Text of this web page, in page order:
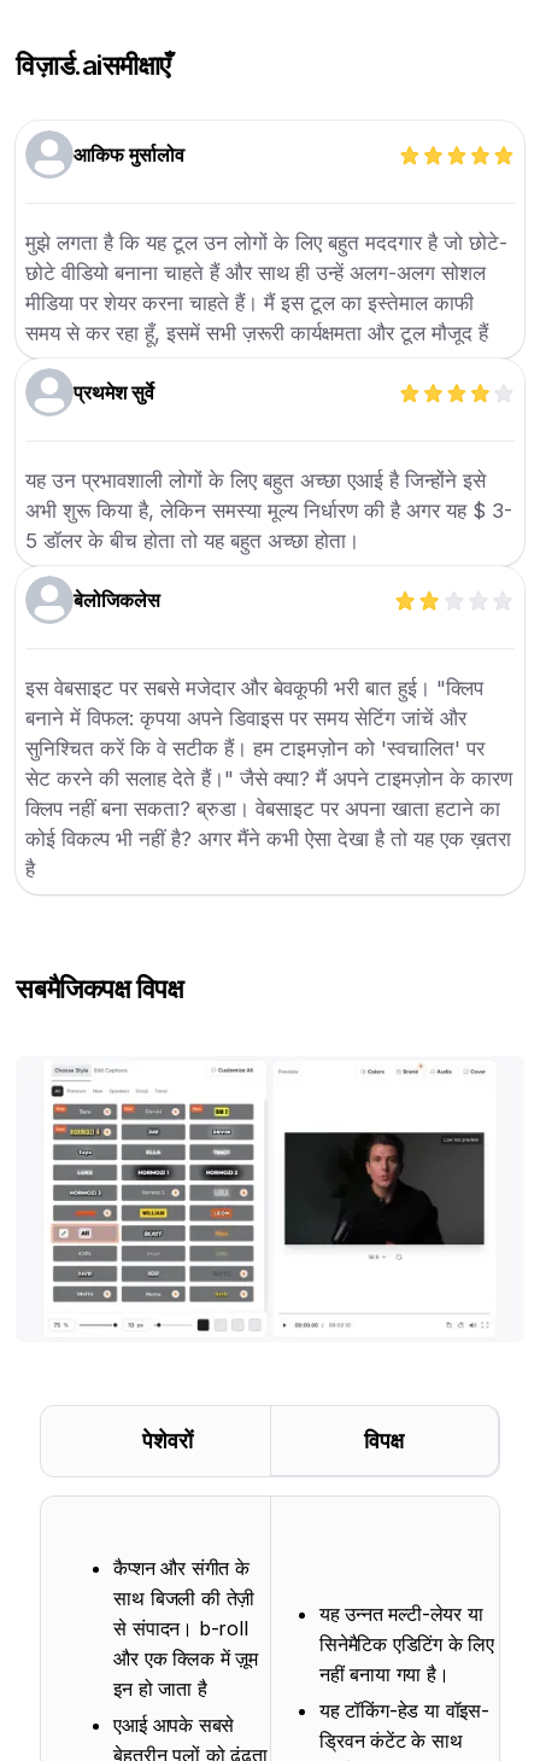
विज़ार्ड.aiसमीक्षाएँ
आकिफ मुर्सालोव
मुझे लगता है कि यह टूल उन लोगों के लिए बहुत मददगार है जो छोटे-
छोटे वीडियो बनाना चाहते हैं और साथ ही उन्हें अलग-अलग सोशल
मीडिया पर शेयर करना चाहते हैं। मैं इस टूल का इस्तेमाल काफी
समय से कर रहा हूँ, इसमें सभी ज़रूरी कार्यक्षमता और टूल मौजूद हैं
प्रथमेश सुर्वे
यह उन प्रभावशाली लोगों के लिए बहुत अच्छा एआई है जिन्होंने इसे
अभी शुरू किया है, लेकिन समस्या मूल्य निर्धारण की है अगर यह $ 3-
5 डॉलर के बीच होता तो यह बहुत अच्छा होता।
बेलोजिकलेस
इस वेबसाइट पर सबसे मजेदार और बेवकूफी भरी बात हुई। "क्लिप
बनाने में विफल: कृपया अपने डिवाइस पर समय सेटिंग जांचें और
सुनिश्चित करें कि वे सटीक हैं। हम टाइमज़ोन को 'स्वचालित' पर
सेट करने की सलाह देते हैं।" जैसे क्या? मैं अपने टाइमज़ोन के कारण
क्लिप नहीं बना सकता? ब्रुडा। वेबसाइट पर अपना खाता हटाने का
कोई विकल्प भी नहीं है? अगर मैंने कभी ऐसा देखा है तो यह एक ख़तरा
है
सबमैजिकपक्ष विपक्ष
पेशेवरों विपक्ष
कैप्शन और संगीत के
साथ बिजली की तेज़ी
से संपादन। b-roll
और एक क्लिक में ज़ूम
इन हो जाता है
एआई आपके सबसे
बेहतरीन पलों को ढूंढता
यह उन्नत मल्टी-लेयर या
सिनेमैटिक एडिटिंग के लिए
नहीं बनाया गया है।
यह टॉकिंग-हेड या वॉइस-
ड्रिवन कंटेंट के साथ